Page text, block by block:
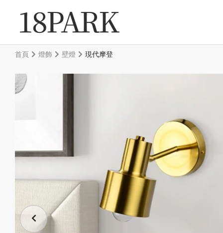
首頁 燈飾 壁燈 現代摩登